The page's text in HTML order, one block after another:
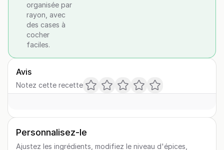
organisée par
rayon, avec
des cases à
cocher
faciles.
Avis
Notez cette recette
Personnalisez-le
Ajustez les ingrédients, modifiez le niveau d'épices,